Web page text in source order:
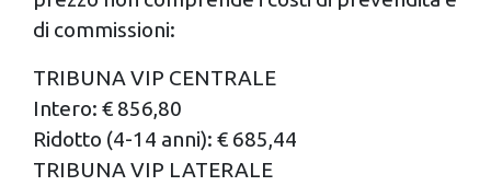
di commissioni:
TRIBUNA VIP CENTRALE
Intero: € 856,80
Ridotto (4-14 anni): € 685,44
TRIBUNA VIP LATERALE